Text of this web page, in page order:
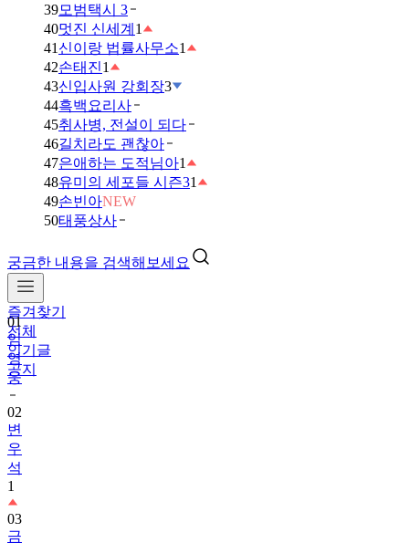
39모범택시 3
40멋진 신세계 1
41 신이랑 법률사무소1
42손태진1
43신입사원 강회장3
44흑백요리사
45취사병, 전설이 되다
46길치라도 괜찮아
47은애하는 도적님아1
48유미의 세포들 시즌31
49손빈아NEW
50태풍상사
궁금한 내용을 검색해보세요
즐겨찾기
전체
인기글
공지
01
임
영
웅
02
변
우
석
1
03
금
타